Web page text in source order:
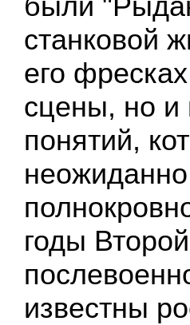
станковой
его
сцены, но
понятий,
годы
известны